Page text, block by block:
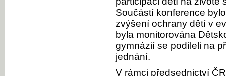
Součástí konference
zvýšení ochrany dětí v
byla monitorována
gymnázií se podíleli na
jednání.
V rámci předsednictví